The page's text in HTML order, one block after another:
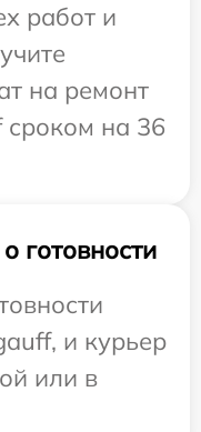
работ и
на ремонт
сроком на 36
готовности
и курьер
или в